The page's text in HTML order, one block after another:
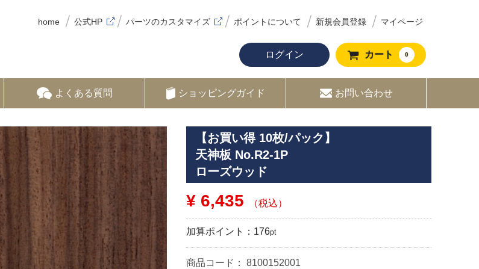
home 公式HP パーツのカスタマイズ ポイントについて 新規会員登録 マイページ
カート 0
ログイン
よくある質問 ショッピングガイド お問い合わせ
【お買い得 10枚/パック】
天神板 No.R2-1P
ローズウッド
¥ 6,435 （税込）
加算ポイント： 176pt
商品コード：8100152001